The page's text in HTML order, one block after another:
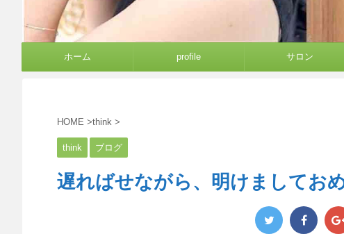
ホーム profile サロン
HOME >think >
think ブログ
遅ればせながら、明けましてお